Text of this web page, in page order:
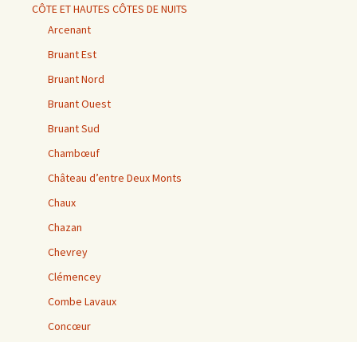
CÔTE ET HAUTES CÔTES DE NUITS
Arcenant
Bruant Est
Bruant Nord
Bruant Ouest
Bruant Sud
Chambœuf
Château d’entre Deux Monts
Chaux
Chazan
Chevrey
Clémencey
Combe Lavaux
Concœur